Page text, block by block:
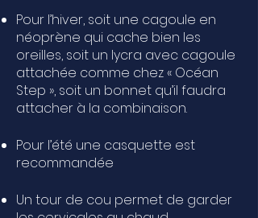
Pour l’hiver, soit une cagoule en
néoprène qui cache bien les
oreilles, soit un lycra avec cagoule
attachée comme chez « Océan
Step », soit un bonnet qu’il faudra
attacher à la combinaison.
Pour l’été une casquette est
recommandée
Un tour de cou permet de garder